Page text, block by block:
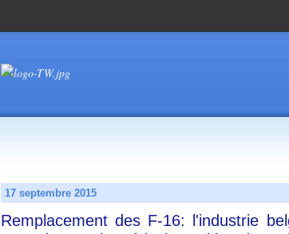
17 septembre 2015
Remplacement des F-16: l'industrie